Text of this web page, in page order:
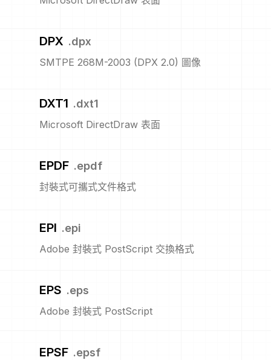
DPX .dpx
SMTPE 268M-2003 (DPX 2.0) 圖像
DXT1 .dxt1
Microsoft DirectDraw 表面
EPDF .epdf
封裝式可攜式文件格式
EPI .epi
Adobe 封裝式 PostScript 交換格式
EPS .eps
Adobe 封裝式 PostScript
EPSF .epsf